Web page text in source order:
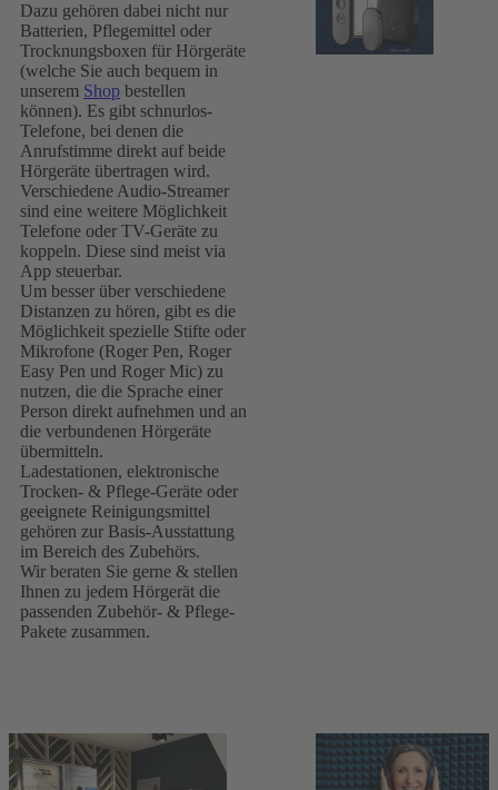
Dazu gehören dabei nicht nur
Batterien, Pflegemittel oder
Trocknungsboxen für Hörgeräte
(welche Sie auch bequem in
unserem Shop bestellen
können). Es gibt schnurlos-
Telefone, bei denen die
Anrufstimme direkt auf beide
Hörgeräte übertragen wird.
Verschiedene Audio-Streamer
sind eine weitere Möglichkeit
Telefone oder TV-Geräte zu
koppeln. Diese sind meist via
App steuerbar.
Um besser über verschiedene
Distanzen zu hören, gibt es die
Möglichkeit spezielle Stifte oder
Mikrofone (Roger Pen, Roger
Easy Pen und Roger Mic) zu
nutzen, die die Sprache einer
Person direkt aufnehmen und an
die verbundenen Hörgeräte
übermitteln.
Ladestationen, elektronische
Trocken- & Pflege-Geräte oder
geeignete Reinigungsmittel
gehören zur Basis-Ausstattung
im Bereich des Zubehörs.
Wir beraten Sie gerne & stellen
Ihnen zu jedem Hörgerät die
passenden Zubehör- & Pflege-
Pakete zusammen.